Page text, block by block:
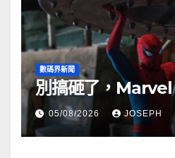
數碼界新聞
別搞砸了，Marvel
05/08/2026 JOSEPH